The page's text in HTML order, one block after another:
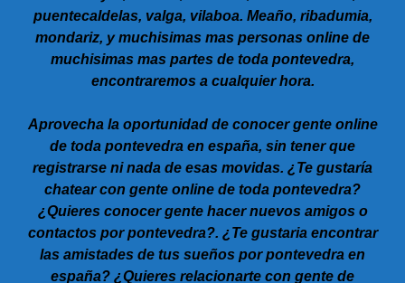
puentecaldelas, valga, vilaboa. Meaño, ribadumia,
mondariz, y muchisimas mas personas online de
muchisimas mas partes de toda pontevedra,
encontraremos a cualquier hora.
Aprovecha la oportunidad de conocer gente online
de toda pontevedra en españa, sin tener que
registrarse ni nada de esas movidas. ¿Te gustaría
chatear con gente online de toda pontevedra?
¿Quieres conocer gente hacer nuevos amigos o
contactos por pontevedra?. ¿Te gustaria encontrar
las amistades de tus sueños por pontevedra en
españa? ¿Quieres relacionarte con gente de